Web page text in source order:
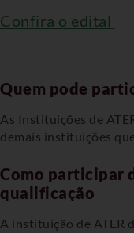
Confira o edital
Quem pode
As Instituições de
demais instituições
Como participar
qualificação
A instituição de ATER